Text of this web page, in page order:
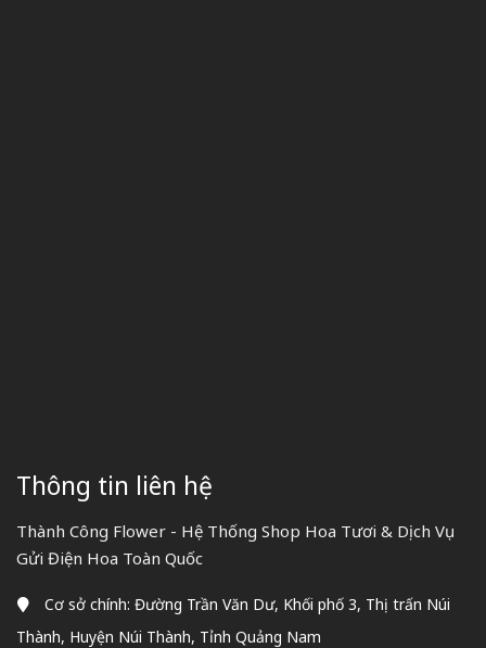
Thông tin liên hệ
Thành Công Flower - Hệ Thống Shop Hoa Tươi & Dịch Vụ
Gửi Điện Hoa Toàn Quốc
Cơ sở chính: Đường Trần Văn Dư, Khối phố 3, Thị trấn Núi
Thành, Huyện Núi Thành, Tỉnh Quảng Nam